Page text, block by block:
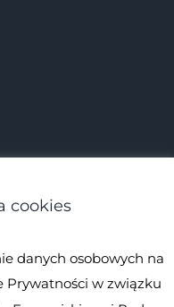
cookies
danych osobowych na
Prywatności w związku